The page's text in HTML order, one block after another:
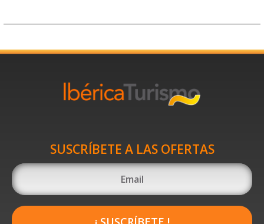
SUSCRÍBETE A LAS OFERTAS